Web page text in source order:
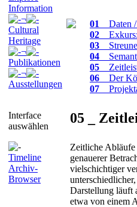
Information
¬
Cultural
Heritage
¬
Publikationen
¬
Ausstellungen
Interface
auswählen
Timeline
Archiv-
Browser
01
_ Daten
02 _
03 _
04 _
05 _
06 _ Der
07 _
05 _
Zeitliche Abläufe
genauerer
vielschichtiger
Darstellung läuft
etwa von einem